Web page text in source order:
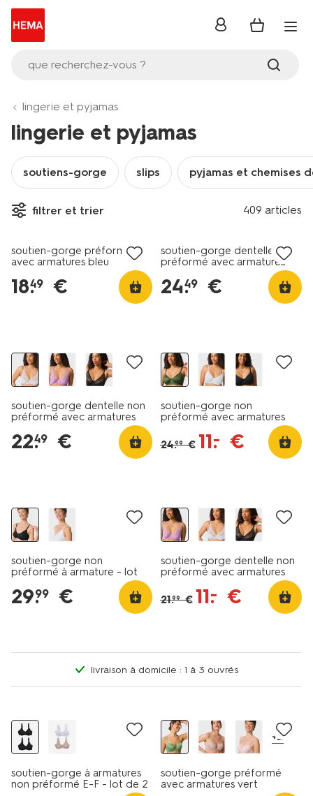
que recherchez-vous ?
se
lingerie et pyjamas
lingerie et pyjamas
soutiens-gorge slips pyjamas et chemises
filtrer et trier 409 articles
soutien-gorge préformé
avec armatures bleu
18.
49 €
soutien-gorge dentelle
préformé avec armatures
24.
49 €
soutien-gorge dentelle non
préformé avec armatures
22.
49 €
soutien-gorge non
préformé avec armatures
24.99 € 11.
– €
soutien-gorge non
préformé à armature - lot
29.
99 €
soutien-gorge dentelle non
préformé avec armatures
21.99 € 11.
– €
livraison à domicile : 1 à 3 ouvrés
soutien-gorge à armatures
non préformé E-F - lot de 2
+2
soutien-gorge préformé
avec armatures vert